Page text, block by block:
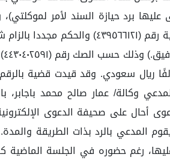
برد حيازة السند لأمر
بالتعويض بمبلغ قدره (٨٠,٠٠٠.٠٠) ثمانون ألفًا
أحال على صحيفة الدعوى